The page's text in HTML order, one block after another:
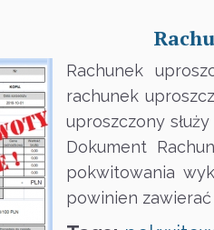
Rachunek
rachunek
uproszczony
Dokument
pokwitowania
powinien zawierać